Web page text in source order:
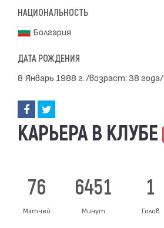
НАЦИОНАЛЬНОСТЬ
Болгария
ДАТА РОЖДЕНИЯ
8 Январь 1988 г. /возраст: 38 года/
КАРЬЕРА В КЛУБЕ
76
Матчей
6451
Минут
1
Голов